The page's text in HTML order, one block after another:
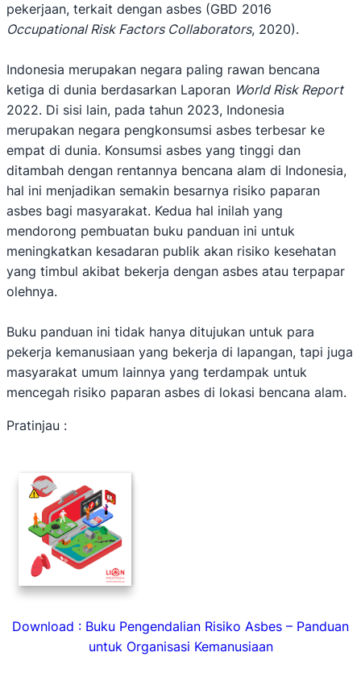
pekerjaan, terkait dengan asbes (GBD 2016
Occupational Risk Factors Collaborators, 2020).
Indonesia merupakan negara paling rawan bencana
ketiga di dunia berdasarkan Laporan World Risk Report
2022. Di sisi lain, pada tahun 2023, Indonesia
merupakan negara pengkonsumsi asbes terbesar ke
empat di dunia. Konsumsi asbes yang tinggi dan
ditambah dengan rentannya bencana alam di Indonesia,
hal ini menjadikan semakin besarnya risiko paparan
asbes bagi masyarakat. Kedua hal inilah yang
mendorong pembuatan buku panduan ini untuk
meningkatkan kesadaran publik akan risiko kesehatan
yang timbul akibat bekerja dengan asbes atau terpapar
olehnya.
Buku panduan ini tidak hanya ditujukan untuk para
pekerja kemanusiaan yang bekerja di lapangan, tapi juga
masyarakat umum lainnya yang terdampak untuk
mencegah risiko paparan asbes di lokasi bencana alam.
Pratinjau :
Download : Buku Pengendalian Risiko Asbes – Panduan
untuk Organisasi Kemanusiaan